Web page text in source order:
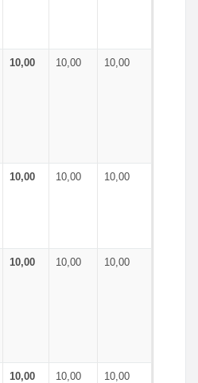
10,00 10,00 10,00
10,00 10,00 10,00
10,00 10,00 10,00
10,00 10,00 10,00